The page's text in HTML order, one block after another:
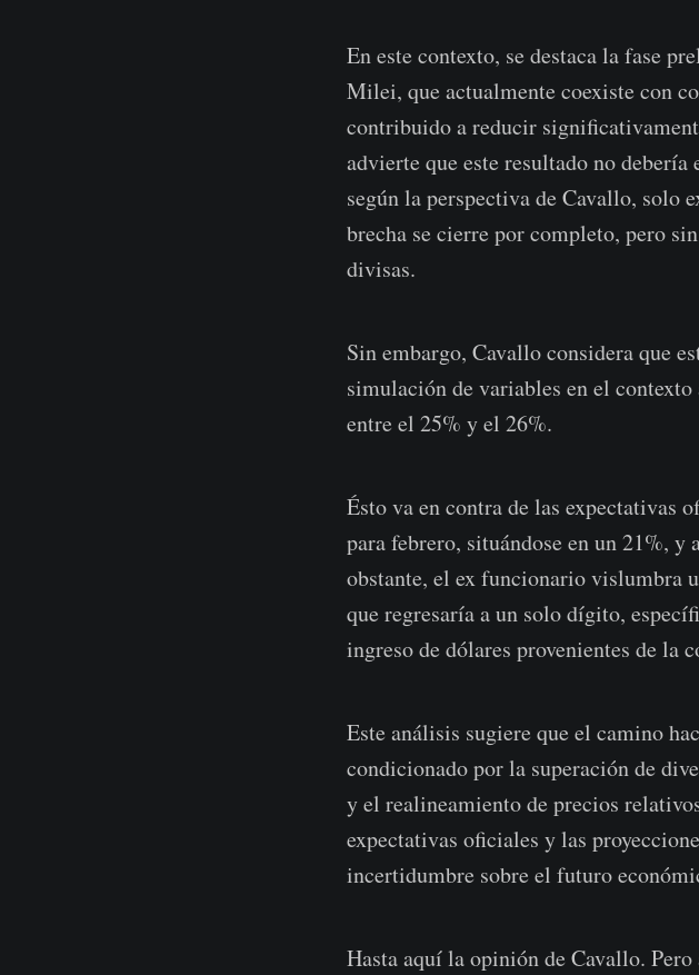
En este contexto, se destaca la fase
Milei, que actualmente coexiste con
contribuido a reducir
advierte que este resultado no
según la perspectiva de Cavallo, solo
brecha se cierre por completo, pero
divisas.
Sin embargo, Cavallo considera que
simulación de variables en el
entre el 25% y el 26%.
Ésto va en contra de las expectativas
para febrero, situándose en un 21%,
obstante, el ex funcionario vislumbra
que regresaría a un solo dígito,
ingreso de dólares provenientes de la
Este análisis sugiere que el camino
condicionado por la superación de
y el realineamiento de precios
expectativas oficiales y las
incertidumbre sobre el futuro
Hasta aquí la opinión de Cavallo.